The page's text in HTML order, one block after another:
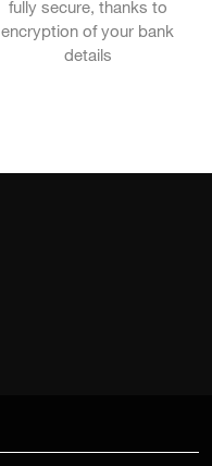
fully secure, thanks to
encryption of your bank
details